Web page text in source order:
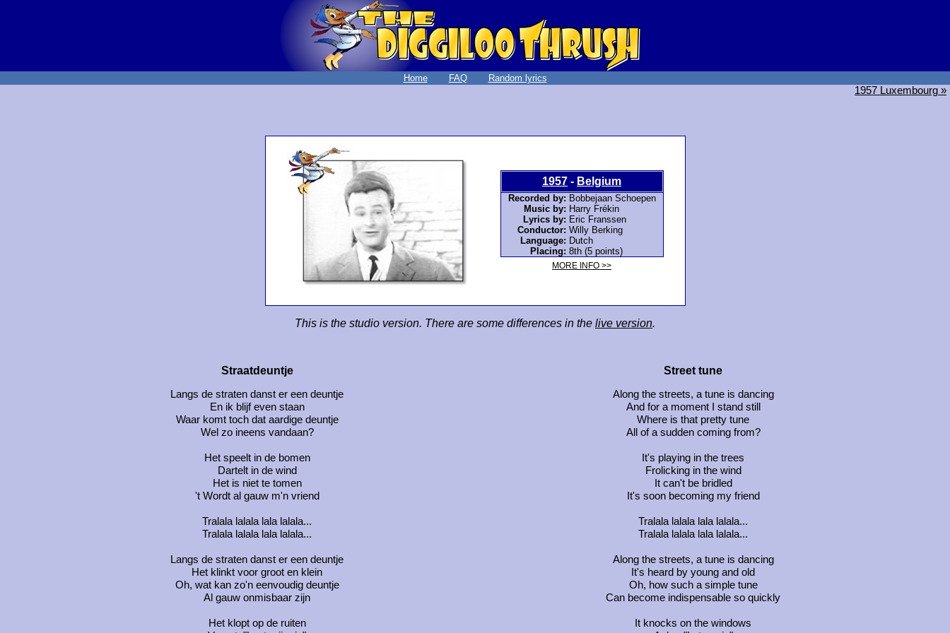
Home FAQ Random lyrics
1957 Luxembourg »
1957 - Belgium
Recorded by: Bobbejaan Schoepen
Music by: Harry Frékin
Lyrics by: Eric Franssen
Conductor: Willy Berking
Language: Dutch
Placing: 8th (5 points)
MORE INFO >>
This is the studio version. There are some differences in the live version.
Straatdeuntje Street tune
Langs de straten danst er een deuntje
Along the streets, a tune is dancing
En ik blijf even staan
And for a moment I stand still
Waar komt toch dat aardige deuntje
Where is that pretty tune
Wel zo ineens vandaan?
All of a sudden coming from?
Het speelt in de bomen
It's playing in the trees
Dartelt in de wind
Frolicking in the wind
Het is niet te tomen
It can't be bridled
't Wordt al gauw m'n vriend
It's soon becoming my friend
Tralala lalala lala lalala...
Tralala lalala lala lalala...
Tralala lalala lala lalala...
Tralala lalala lala lalala...
Langs de straten danst er een deuntje
Along the streets, a tune is dancing
Het klinkt voor groot en klein
It's heard by young and old
Oh, wat kan zo'n eenvoudig deuntje
Oh, how such a simple tune
Al gauw onmisbaar zijn
Can become indispensable so quickly
Het klopt op de ruiten
It knocks on the windows